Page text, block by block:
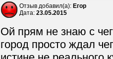
Отзыв добавил(а): Егор
Дата: 23.05.2015
Ой прям не знаю с
город просто ждал